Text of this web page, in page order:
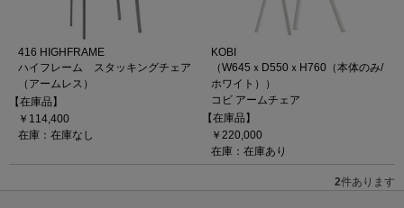
416 HIGHFRAME
ハイフレーム スタッキングチェア
（アームレス）
【在庫品】
￥114,400
在庫：在庫なし
KOBI
（W645ｘD550ｘH760（本体のみ/
ホワイト））
コビ アームチェア
【在庫品】
￥220,000
在庫：在庫あり
2件あります